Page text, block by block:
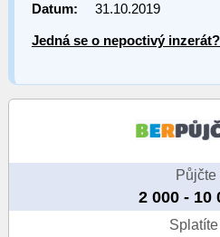
Datum: 31.10.2019
Jedná se o nepoctivý
Půjčte
2 000 - 10